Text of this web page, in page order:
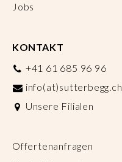
Jobs
KONTAKT
+41 61 685 96 96
info(at)sutterbegg.ch
Unsere Filialen
Offertenanfragen